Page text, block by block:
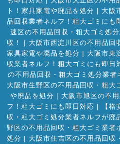
ト！家具家電や廃品を処分 | 大阪
品回収業者ネルフ！粗大ゴミにも
速区の不用品回収・粗大ゴミ処
収！
| 大阪市西淀川区の不用品回
家具家電や廃品を処分 | 大阪市東
収業者ネルフ！粗大ゴミにも即日
の不用品回収・粗大ゴミ処分業者
大阪市生野区の不用品回収・粗大
や廃品を処分 | 大阪市旭区の不
フ！粗大ゴミにも即日対応 |
【
収・粗大ゴミ処分業者ネルフが廃
野区の不用品回収・粗大ゴミ業者
処分 | 大阪市住吉区の不用品回収